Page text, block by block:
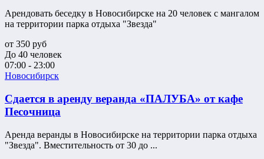
Арендовать беседку в Новосибирске на 20 человек с мангалом
на территории парка отдыха "Звезда"
от 350 руб
До 40 человек
07:00 - 23:00
Новосибирск
Сдается в аренду веранда «ПАЛУБА» от кафе
Песочница
Аренда веранды в Новосибирске на территории парка отдыха
"Звезда". Вместительность от 30 до ...